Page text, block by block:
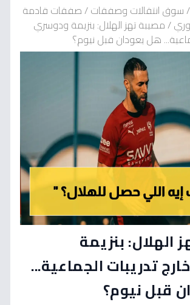
/سوق انتقالات وصفقات/صفقات قادمة
/مصيبة تهز الهلال: بنزيمة ودوسري
هل يعودان قبل نيوم؟
الهلال: بنزيمة
تدريبات الجماعية...
قبل نيوم؟